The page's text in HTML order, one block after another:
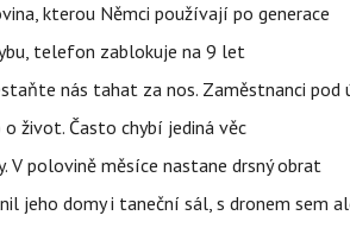
kterou Němci používají po generace
telefon zablokuje na 9 let
nás tahat za nos. Zaměstnanci pod
život. Často chybí jediná věc
V polovině měsíce nastane drsný obrat
jeho domy i taneční sál, s dronem sem